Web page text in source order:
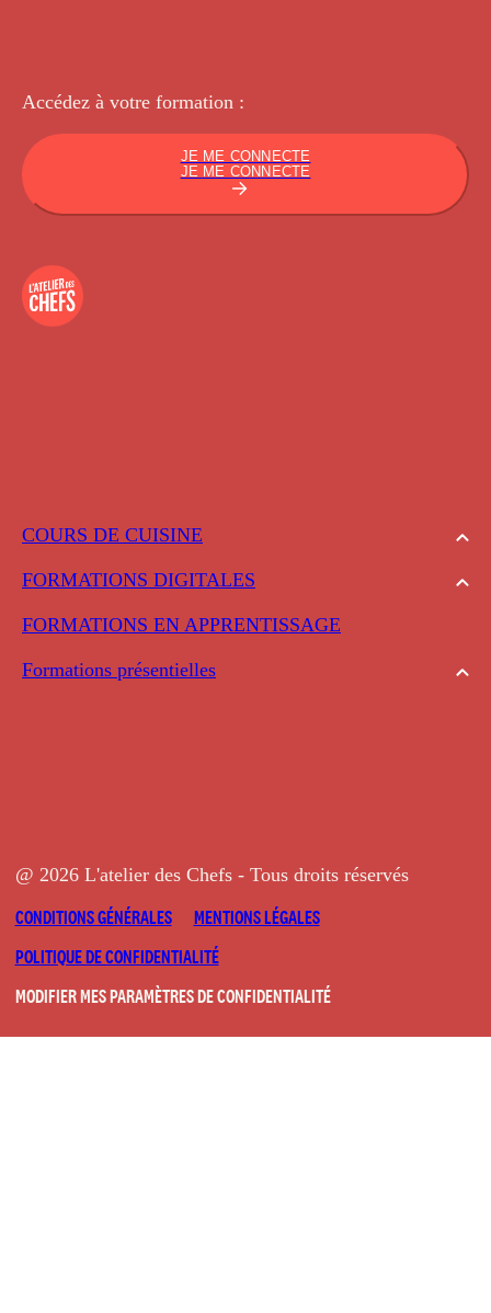
COURS DE CUISINE
FORMATIONS DIGITALES
FORMATIONS EN APPRENTISSAGE
Formations présentielles
Accédez à votre formation :
JE ME CONNECTE
JE ME CONNECTE
@ 2026 L'atelier des Chefs - Tous droits réservés
CONDITIONS GÉNÉRALES
MENTIONS LÉGALES
POLITIQUE DE CONFIDENTIALITÉ
MODIFIER MES PARAMÈTRES DE CONFIDENTIALITÉ